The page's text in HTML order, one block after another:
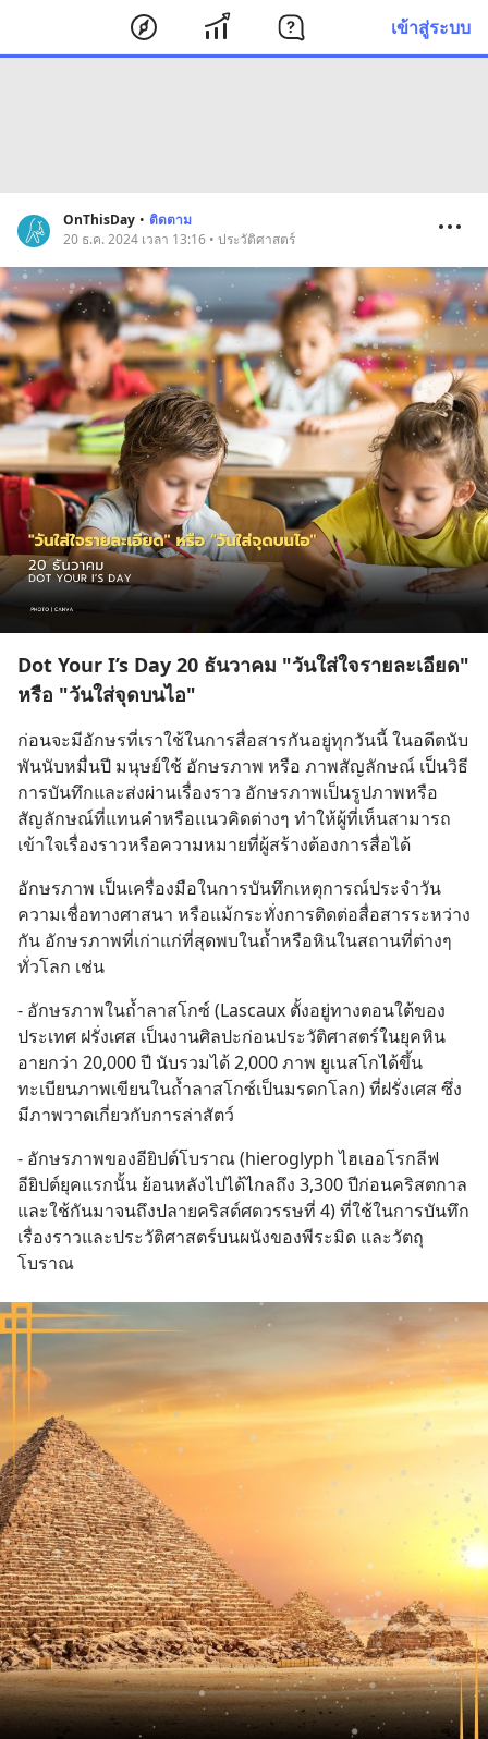
เข้าสู่ระบบ
OnThisDay • ติดตาม
20 ธ.ค. 2024 เวลา 13:16 • ประวัติศาสตร์
Dot Your I’s Day 20 ธันวาคม "วันใส่ใจรายละเอียด"
หรือ "วันใส่จุดบนไอ"
ก่อนจะมีอักษรที่เราใช้ในการสื่อสารกันอยู่ทุกวันนี้ ในอดีตนับ
พันนับหมื่นปี มนุษย์ใช้ อักษรภาพ หรือ ภาพสัญลักษณ์ เป็นวิธี
การบันทึกและส่งผ่านเรื่องราว อักษรภาพเป็นรูปภาพหรือ
สัญลักษณ์ที่แทนคำหรือแนวคิดต่างๆ ทำให้ผู้ที่เห็นสามารถ
เข้าใจเรื่องราวหรือความหมายที่ผู้สร้างต้องการสื่อได้
อักษรภาพ เป็นเครื่องมือในการบันทึกเหตุการณ์ประจำวัน
ความเชื่อทางศาสนา หรือแม้กระทั่งการติดต่อสื่อสารระหว่าง
กัน อักษรภาพที่เก่าแก่ที่สุดพบในถ้ำหรือหินในสถานที่ต่างๆ
ทั่วโลก เช่น
- อักษรภาพในถ้ำลาสโกซ์ (Lascaux ตั้งอยู่ทางตอนใต้ของ
ประเทศ ฝรั่งเศส เป็นงานศิลปะก่อนประวัติศาสตร์ในยุคหิน
อายกว่า 20,000 ปี นับรวมได้ 2,000 ภาพ ยูเนสโกได้ขึ้น
ทะเบียนภาพเขียนในถ้ำลาสโกซ์เป็นมรดกโลก) ที่ฝรั่งเศส ซึ่ง
มีภาพวาดเกี่ยวกับการล่าสัตว์
- อักษรภาพของอียิปต์โบราณ (hieroglyph ไฮเออโรกลีฟ
อียิปต์ยุคแรกนั้น ย้อนหลังไปได้ไกลถึง 3,300 ปีก่อนคริสตกาล
และใช้กันมาจนถึงปลายคริสต์ศตวรรษที่ 4) ที่ใช้ในการบันทึก
เรื่องราวและประวัติศาสตร์บนผนังของพีระมิด และวัตถุ
โบราณ